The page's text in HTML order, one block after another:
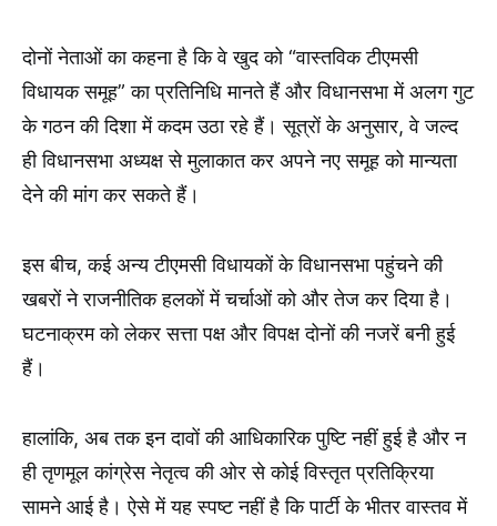
दोनों नेताओं का कहना है कि वे खुद को “वास्तविक टीएमसी
विधायक समूह” का प्रतिनिधि मानते हैं और विधानसभा में अलग गुट
के गठन की दिशा में कदम उठा रहे हैं। सूत्रों के अनुसार, वे जल्द
ही विधानसभा अध्यक्ष से मुलाकात कर अपने नए समूह को मान्यता
देने की मांग कर सकते हैं।
इस बीच, कई अन्य टीएमसी विधायकों के विधानसभा पहुंचने की
खबरों ने राजनीतिक हलकों में चर्चाओं को और तेज कर दिया है।
घटनाक्रम को लेकर सत्ता पक्ष और विपक्ष दोनों की नजरें बनी हुई
हैं।
हालांकि, अब तक इन दावों की आधिकारिक पुष्टि नहीं हुई है और न
ही तृणमूल कांग्रेस नेतृत्व की ओर से कोई विस्तृत प्रतिक्रिया
सामने आई है। ऐसे में यह स्पष्ट नहीं है कि पार्टी के भीतर वास्तव में